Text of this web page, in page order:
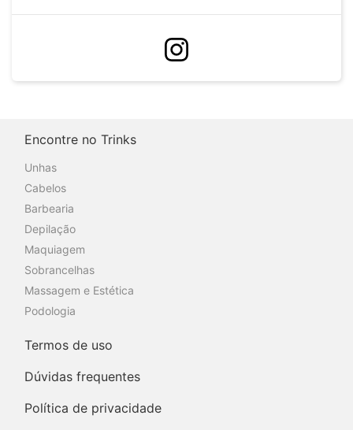
Encontre no Trinks
Unhas
Cabelos
Barbearia
Depilação
Maquiagem
Sobrancelhas
Massagem e Estética
Podologia
Termos de uso
Dúvidas frequentes
Política de privacidade